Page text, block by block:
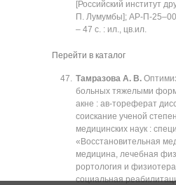
[Российский институт
П. Лумумбы]; АР-П-
‒ 47 с. : ил., цв.ил.
Перейти в каталог
Тамразова А. В.
больных тяжелыми
акне : ав-тореферат
соискание ученой
медицинских наук :
«Восстановительная
медицина, лечебная
рортология и
социальная